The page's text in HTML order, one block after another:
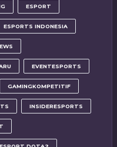
ESPORT
ESPORTS INDONESIA
EVENTESPORTS
GAMINGKOMPETITIF
INSIDERESPORTS